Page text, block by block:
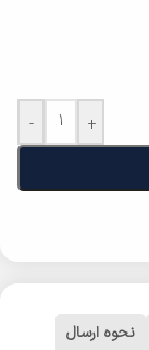
- +
نحوه ارسال